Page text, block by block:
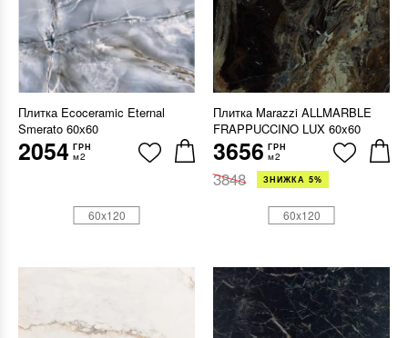
Плитка Ecoceramic Eternal
Smerato 60х60
2054 ГРН
м2
Плитка Marazzi ALLMARBLE
FRAPPUCCINO LUX 60x60
3656 ГРН
м2
3848 ЗНИЖКА 5%
60x120 60x120